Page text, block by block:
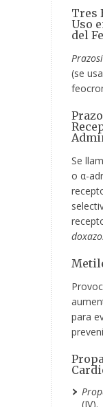
Tres
Uso
del
(se
Se
o α-
para
(IV).